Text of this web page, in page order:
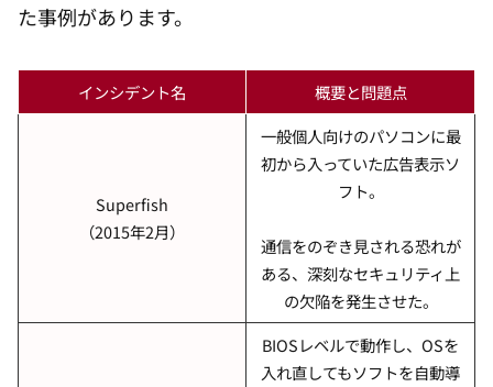
た事例があります。
インシデント名 概要と問題点
Superfish
（2015年2月）
一般個人向けのパソコンに最
初から入っていた広告表示ソ
フト。
通信をのぞき見される恐れが
ある、深刻なセキュリティ上
の欠陥を発生させた。
BIOSレベルで動作し、OSを
入れ直してもソフトを自動導